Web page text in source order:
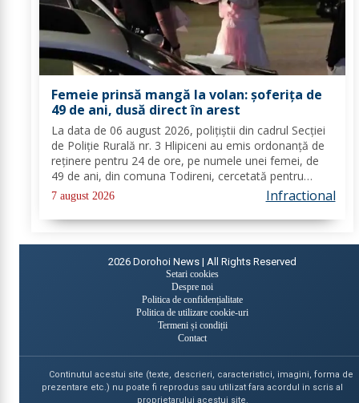
Femeie prinsă mangă la volan: șoferița de
49 de ani, dusă direct în arest
La data de 06 august 2026, polițiștii din cadrul Secției
de Poliție Rurală nr. 3 Hlipiceni au emis ordonanță de
reținere pentru 24 de ore, pe numele unei femei, de
49 de ani, din comuna Todireni, cercetată pentru
comiterea infracțiunii de conducerea unui vehicul sub
influența alcoolului. În urma...
7 august 2026 Infractional
2026 Dorohoi News | All Rights Reserved
Setari cookies
Despre noi
Politica de confidențialitate
Politica de utilizare cookie-uri
Termeni și condiții
Contact
Continutul acestui site (texte, descrieri, caracteristici, imagini, forma de
prezentare etc.) nu poate fi reprodus sau utilizat fara acordul in scris al
proprietarului acestui site.